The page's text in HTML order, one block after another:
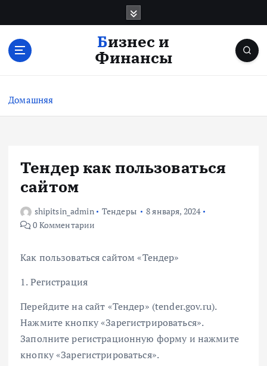
с
Бизнес и
Финансы
Домашняя
Тендер как пользоваться
сайтом
shipitsin_admin Тендеры
8 января, 2024
0 Комментарии
Как пользоваться сайтом «Тендер»
1. Регистрация
Перейдите на сайт «Тендер» (tender.gov.ru).
Нажмите кнопку «Зарегистрироваться».
Заполните регистрационную форму и нажмите
кнопку «Зарегистрироваться».